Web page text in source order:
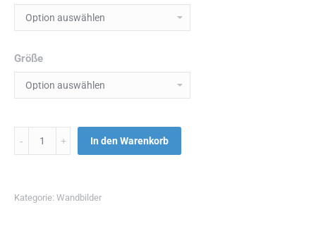
Größe
Menge In den Warenkorb
Kategorie: Wandbilder